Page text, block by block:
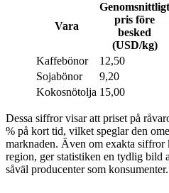
Vara
Genomsnittligt
pris före
besked
(USD/kg)
Kaffebönor 12,50
Sojabönor
9,20
Kokosnötolja 15,00
Dessa siffror visar att priset på
% på kort tid, vilket speglar den
marknaden. Även om exakta
region, ger statistiken en tydlig bild
såväl producenter som konsumenter.